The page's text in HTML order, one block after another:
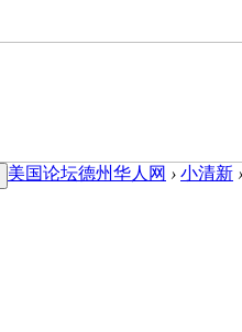
美国论坛德州华人网 › 小清新 ›